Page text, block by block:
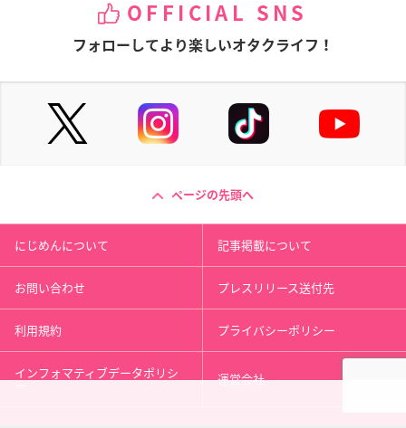
OFFICIAL SNS
フォローしてより楽しいオタクライフ！
ページの先頭へ
にじめんについて 記事掲載について
お問い合わせ プレスリリース送付先
利用規約 プライバシーポリシー
インフォマティブデータポリシ
ー 運営会社